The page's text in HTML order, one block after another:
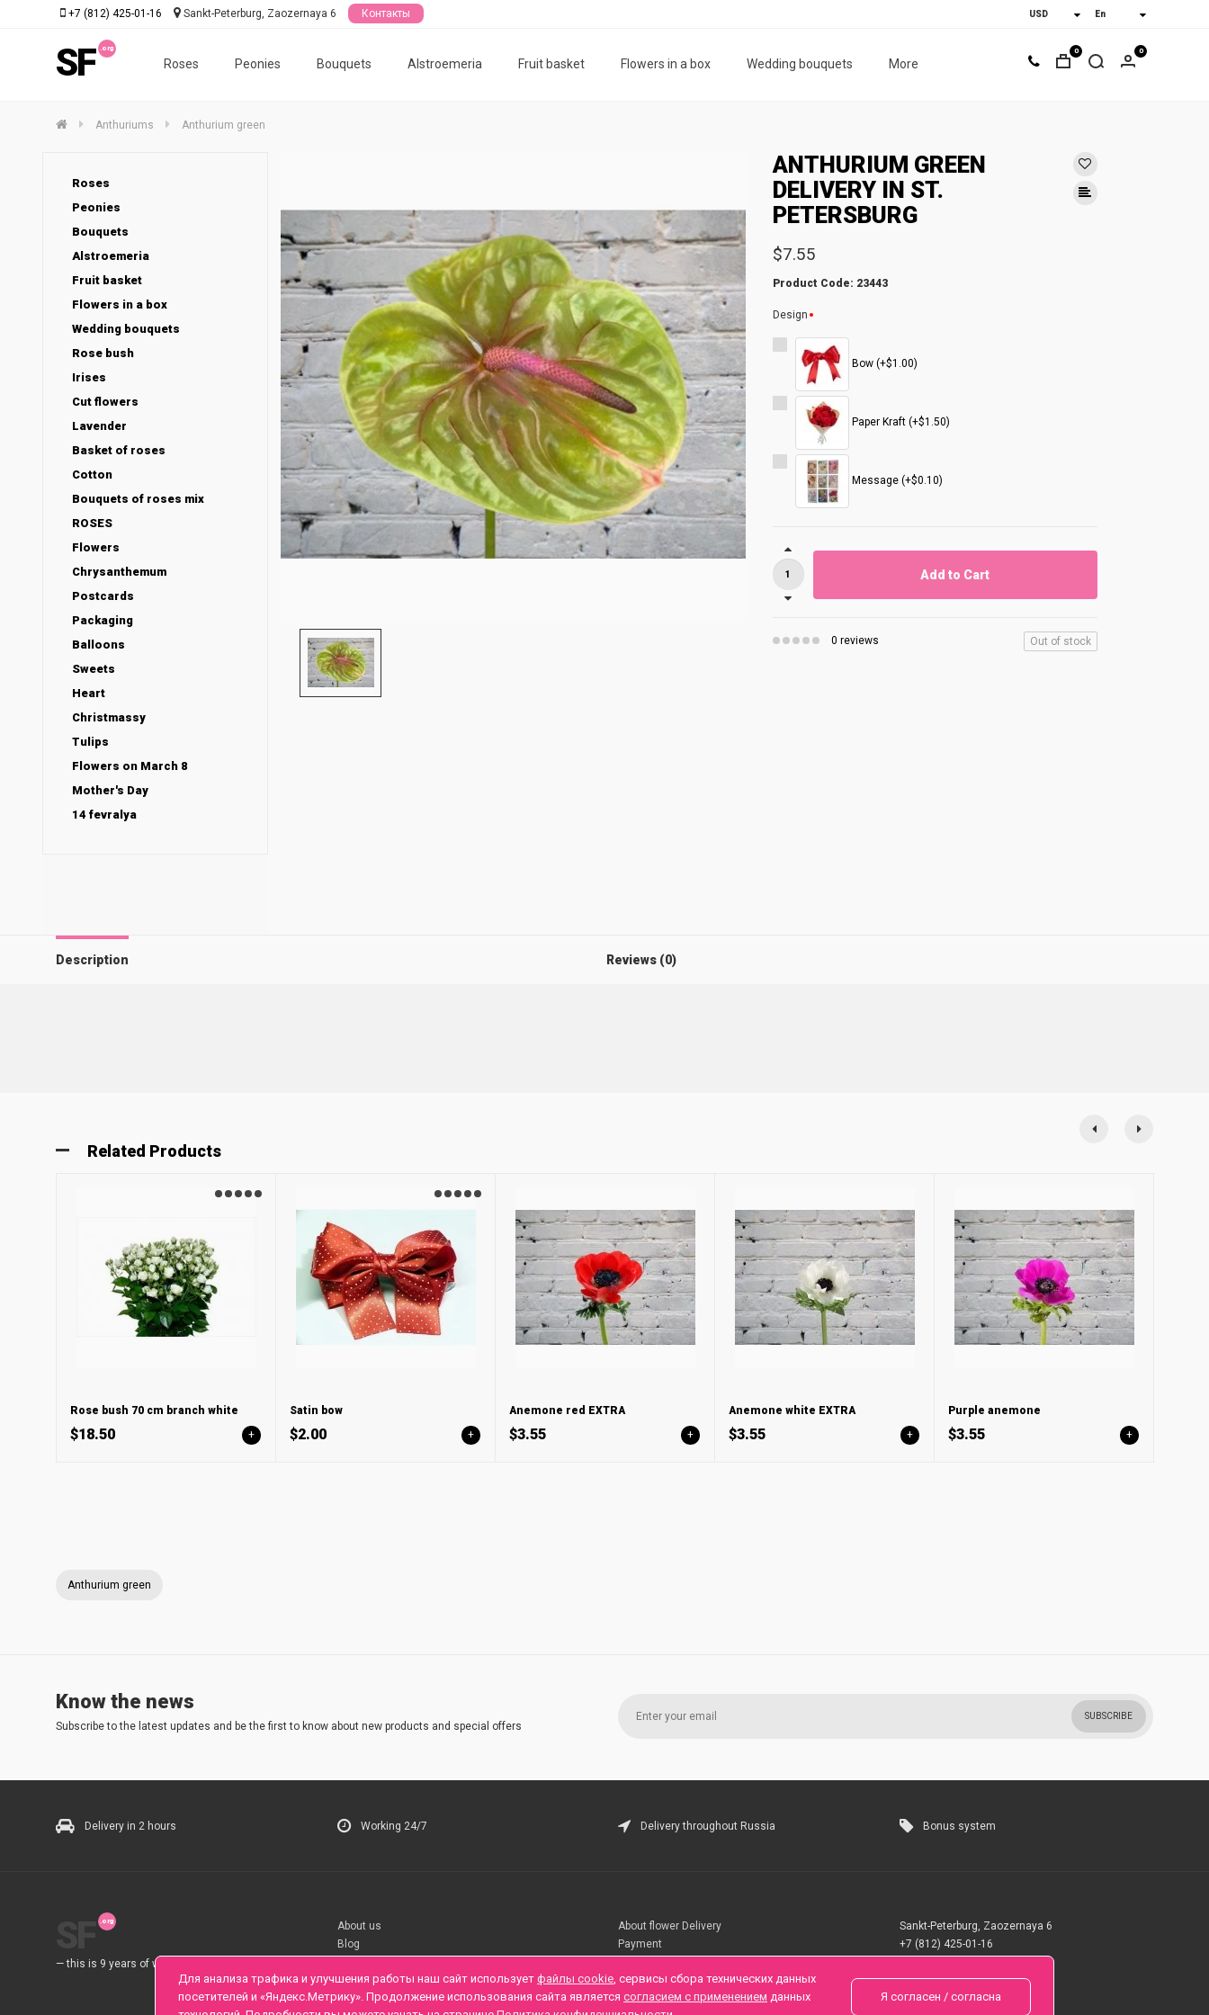
SF Roses Peonies Bouquets Alstroemeria Fruit basket Flowers in a box Wedding bouquets More
+7 (812) 425-01-16 Sankt-Peterburg, Zaozernaya 6 Контакты
0 0
Anthuriums Anthurium green
Roses
Peonies
Bouquets
Alstroemeria
Fruit basket
Flowers in a box
Wedding bouquets
Rose bush
Irises
Cut flowers
Lavender
Basket of roses
Cotton
Bouquets of roses mix
ROSES
Flowers
Chrysanthemum
Postcards
Packaging
Balloons
Sweets
Heart
Christmassy
Tulips
Flowers on March 8
Mother's Day
14 fevralya
ANTHURIUM GREEN
DELIVERY IN ST.
PETERSBURG
$7.55
Product Code: 23443
Design
Bow (+$1.00)
Paper Kraft (+$1.50)
Message (+$0.10)
Add to Cart
0 reviews Out of stock
Description Reviews (0)
Related Products
Rose bush 70 cm branch white
$18.50 +
Satin bow
$2.00 +
Anemone red EXTRA
$3.55 +
Anemone white EXTRA
$3.55 +
Purple anemone
$3.55 +
Anthurium green
Know the news
Subscribe to the latest updates and be the first to know about new products and special offers
SUBSCRIBE
Delivery in 2 hours Working 24/7 Delivery throughout Russia Bonus system
— this is 9 years of work for you.
About us
Blog
About flower Delivery
Payment
Sankt-Peterburg, Zaozernaya 6
+7 (812) 425-01-16
Для анализа трафика и улучшения работы наш сайт использует файлы cookie, сервисы сбора технических данных
посетителей и «Яндекс.Метрику». Продолжение использования сайта является согласием с применением данных
Я согласен / согласна